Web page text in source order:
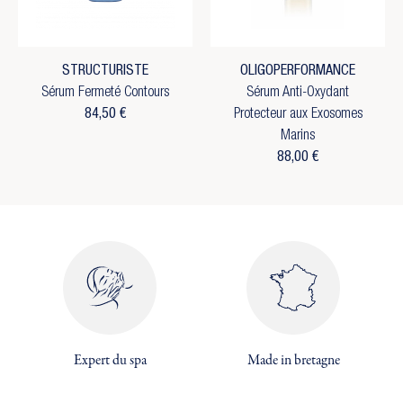
Créer une liste d'envies
((modalTitle))
Connexion
STRUCTURISTE
Sérum Fermeté Contours
84,50 €
OLIGOPERFORMANCE
Sérum Anti-Oxydant
Protecteur aux Exosomes
Marins
88,00 €
Expert du spa Made in bretagne